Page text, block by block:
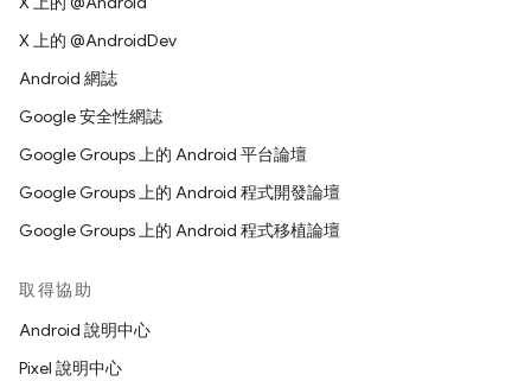
X 上的 @AndroidDev
Android 網誌
Google 安全性網誌
Google Groups 上的 Android 平台論壇
Google Groups 上的 Android 程式開發論壇
Google Groups 上的 Android 程式移植論壇
取得協助
Android 說明中心
Pixel 說明中心